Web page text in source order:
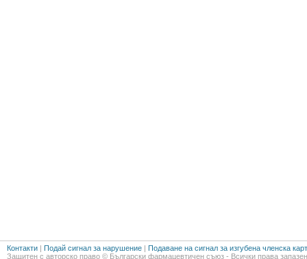
Контакти | Подай сигнал за нарушение | Подаване на сигнал за изгубена членска
Защитен с авторско право © Български фармацевтичен съюз - Всички права